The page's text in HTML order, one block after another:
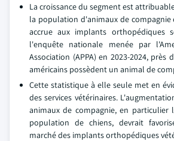
La croissance du segment est
la population d'animaux de compagnie
accrue aux implants orthopédiques
l'enquête nationale menée par
Association (APPA) en 2023-2024, près
américains possèdent un animal de
Cette statistique à elle seule met en
des services vétérinaires.
animaux de compagnie, en particulier
population de chiens, devrait
marché des implants orthopédiques